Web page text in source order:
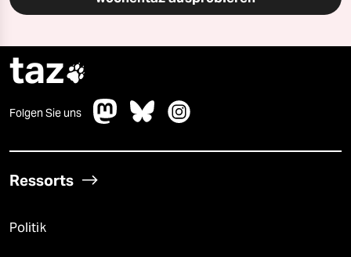
taz
Folgen Sie uns
Ressorts
Politik